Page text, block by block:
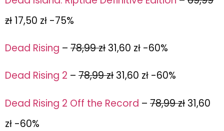
zł 17,50 zł -75%
Dead Rising – 78,99 zł 31,60 zł -60%
Dead Rising 2 – 78,99 zł 31,60 zł -60%
Dead Rising 2 Off the Record – 78,99 zł 31,60
zł -60%